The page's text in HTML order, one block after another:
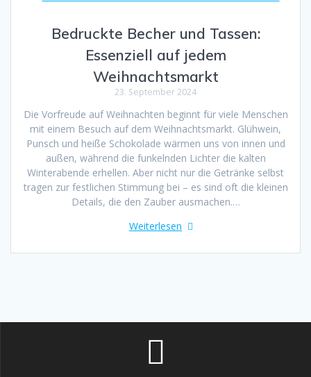
Bedruckte Becher und Tassen:
Essenziell auf jedem
Weihnachtsmarkt
23. September 2024
Die Vorfreude auf Weihnachten beginnt für viele Menschen
mit einem Besuch auf dem Weihnachtsmarkt. Glühwein,
Punsch und heiße Schokolade wärmen uns von innen und
außen, während die funkelnden Lichter die kalten
Winterabende erhellen. Aber nicht nur die Getränke selbst
tragen zur festlichen Stimmung bei – es sind oft die kleinen
Details, die den Zauber ausmachen.…
Weiterlesen